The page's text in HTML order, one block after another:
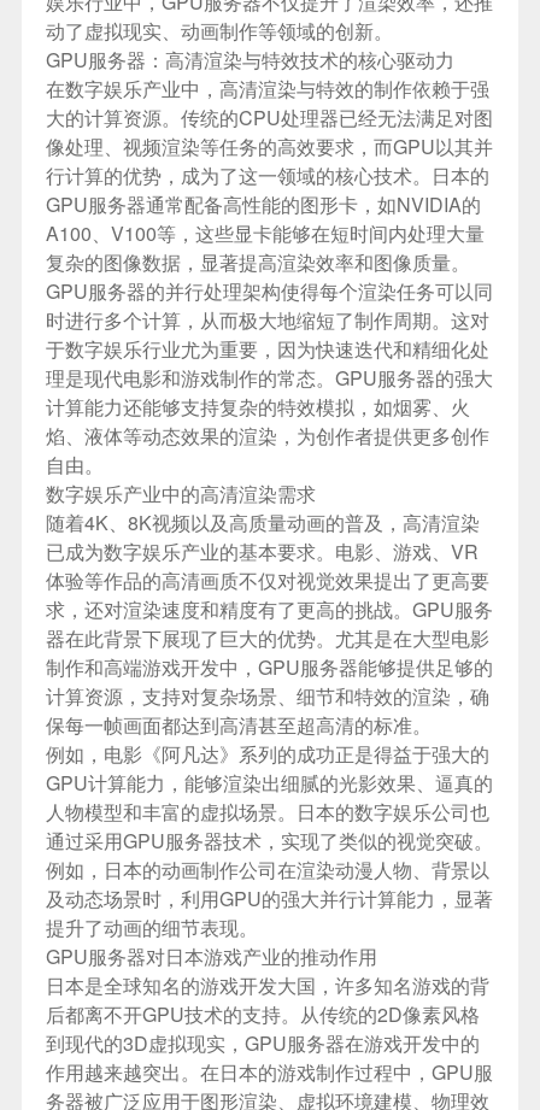
动了虚拟现实、动画制作等领域的创新。
GPU服务器：高清渲染与特效技术的核心驱动力
在数字娱乐产业中，高清渲染与特效的制作依赖于强
大的计算资源。传统的CPU处理器已经无法满足对图
像处理、视频渲染等任务的高效要求，而GPU以其并
行计算的优势，成为了这一领域的核心技术。日本的
GPU服务器通常配备高性能的图形卡，如NVIDIA的
A100、V100等，这些显卡能够在短时间内处理大量
复杂的图像数据，显著提高渲染效率和图像质量。
GPU服务器的并行处理架构使得每个渲染任务可以同
时进行多个计算，从而极大地缩短了制作周期。这对
于数字娱乐行业尤为重要，因为快速迭代和精细化处
理是现代电影和游戏制作的常态。GPU服务器的强大
计算能力还能够支持复杂的特效模拟，如烟雾、火
焰、液体等动态效果的渲染，为创作者提供更多创作
自由。
数字娱乐产业中的高清渲染需求
随着4K、8K视频以及高质量动画的普及，高清渲染
已成为数字娱乐产业的基本要求。电影、游戏、VR
体验等作品的高清画质不仅对视觉效果提出了更高要
求，还对渲染速度和精度有了更高的挑战。GPU服务
器在此背景下展现了巨大的优势。尤其是在大型电影
制作和高端游戏开发中，GPU服务器能够提供足够的
计算资源，支持对复杂场景、细节和特效的渲染，确
保每一帧画面都达到高清甚至超高清的标准。
例如，电影《阿凡达》系列的成功正是得益于强大的
GPU计算能力，能够渲染出细腻的光影效果、逼真的
人物模型和丰富的虚拟场景。日本的数字娱乐公司也
通过采用GPU服务器技术，实现了类似的视觉突破。
例如，日本的动画制作公司在渲染动漫人物、背景以
及动态场景时，利用GPU的强大并行计算能力，显著
提升了动画的细节表现。
GPU服务器对日本游戏产业的推动作用
日本是全球知名的游戏开发大国，许多知名游戏的背
后都离不开GPU技术的支持。从传统的2D像素风格
到现代的3D虚拟现实，GPU服务器在游戏开发中的
作用越来越突出。在日本的游戏制作过程中，GPU服
务器被广泛应用于图形渲染、虚拟环境建模、物理效